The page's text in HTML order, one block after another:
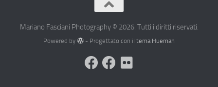
Mariano Fasciani Photography © 2026. Tutti i diritti riservati.
Powered by - Progettato con il tema Hueman